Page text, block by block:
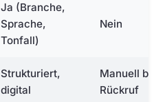
Ja (Branche,
Sprache,
Tonfall)
Nein
Strukturiert,
digital
Manuell
Rückruf